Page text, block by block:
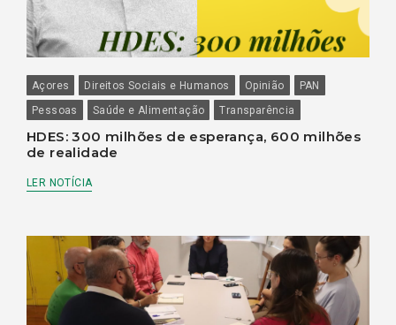
Açores Direitos Sociais e Humanos Opinião
PAN
Pessoas
Saúde e Alimentação Transparência
HDES: 300 milhões de esperança, 600 milhões
de realidade
LER NOTÍCIA